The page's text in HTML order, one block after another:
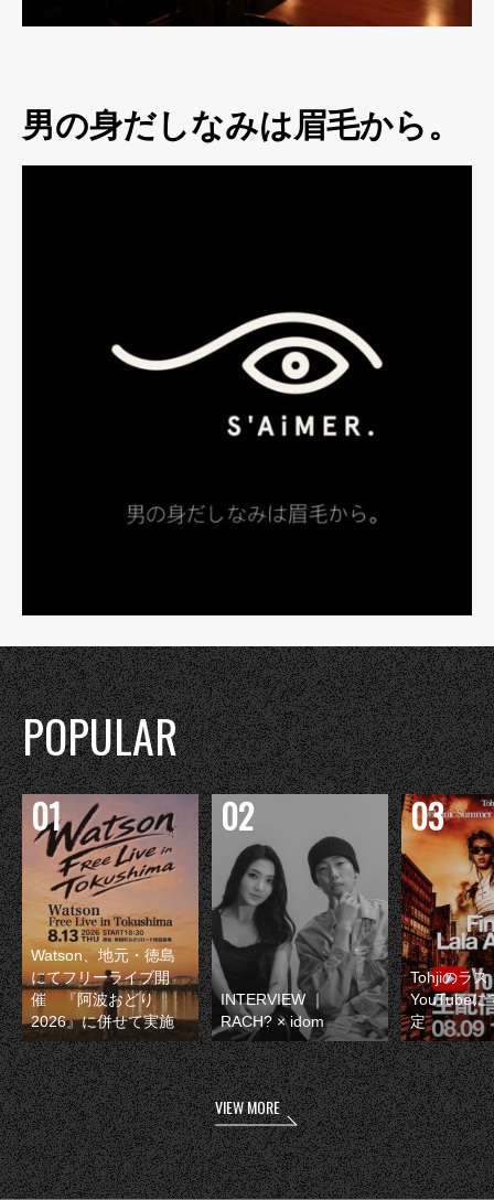
男の身だしなみは眉毛から。
POPULAR
Watson、地元・徳島
にてフリーライブ開
催 『阿波おどり
2026』に併せて実施
INTERVIEW ｜
RACH? × idom
Tohjiのラス
YouTubeに
定
VIEW MORE